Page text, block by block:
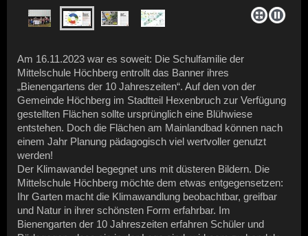
Am 16.11.2023 war es soweit: Die Schulfamilie der
Mittelschule Höchberg entrollt das Banner ihres
„Bienengartens der 10 Jahreszeiten“. Auf den von der
Gemeinde Höchberg im Stadtteil Hexenbruch zur Verfügung
gestellten Flächen sollte ursprünglich eine Blühwiese
entstehen. Doch die Flächen am Mainlandbad können nach
einem Jahr Planung pädagogisch viel wertvoller genutzt
werden!
Der Klimawandel begegnet uns mit düsteren Bildern. Die
Mittelschule Höchberg möchte dem etwas entgegensetzen:
Ihr Garten macht die Klimawandlung beobachtbar, greifbar
und Natur in ihrer schönsten Form erfahrbar. Im
Bienengarten der 10 Jahreszeiten erfahren Schüler und